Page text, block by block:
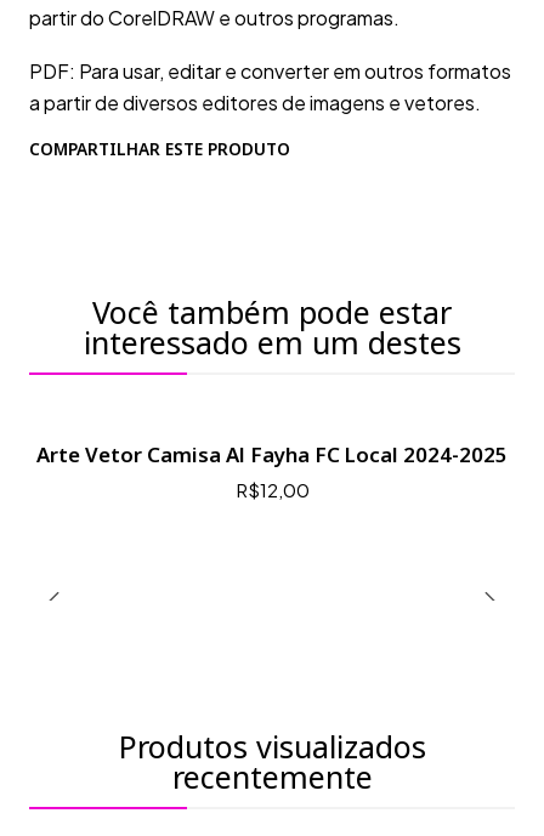
partir do CorelDRAW e outros programas.
PDF: Para usar, editar e converter em outros formatos
a partir de diversos editores de imagens e vetores.
COMPARTILHAR ESTE PRODUTO
Você também pode estar
interessado em um destes
Arte Vetor Camisa Al Fayha FC Local 2024-2025
R$12,00
Produtos visualizados
recentemente